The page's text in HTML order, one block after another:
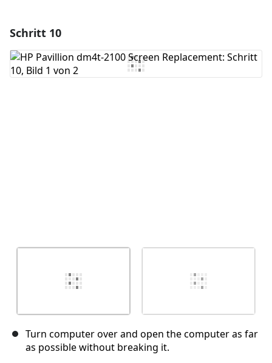
Kommentar hinzufügen
Schritt 10
Turn computer over and open the computer as far
as possible without breaking it.